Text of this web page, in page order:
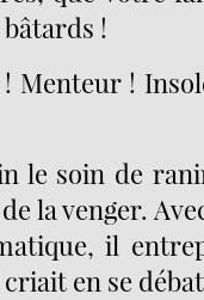
!
Menteur !
le soin de
la venger.
il
en se